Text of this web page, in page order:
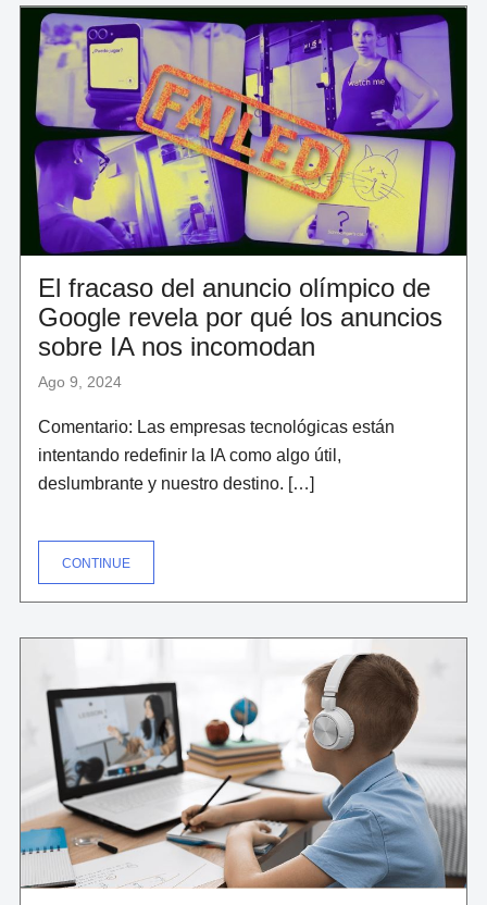
LIBRO
Y
LA
PROTECCIÓN
CONTRA
PLAGIO
FUE
PERFECTA"
El fracaso del anuncio olímpico de
Google revela por qué los anuncios
sobre IA nos incomodan
Ago 9, 2024
Comentario: Las empresas tecnológicas están
intentando redefinir la IA como algo útil,
deslumbrante y nuestro destino. […]
CONTINUE"EL
DEL
ANUNCIO
GOOGLE
QUÉ
LOS
ANUNCIOS
SOBRE
IA
NOS
INCOMODAN"